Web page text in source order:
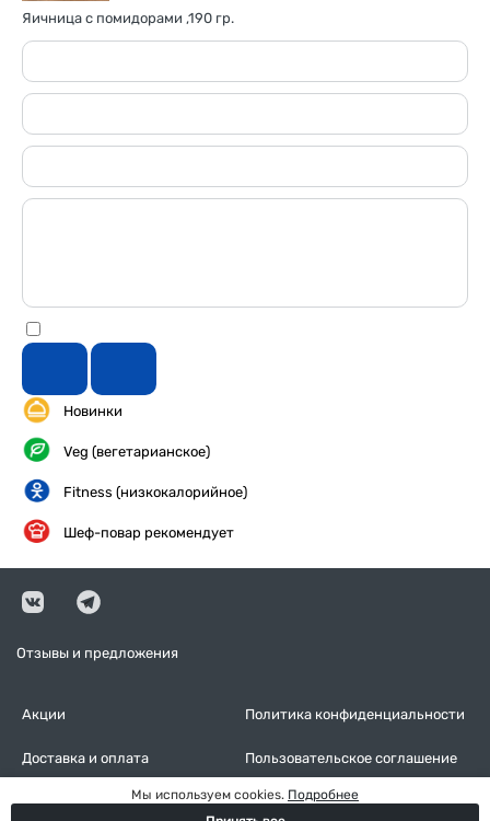
Яичница с помидорами ,190 гр.
Новинки
Veg (вегетарианское)
Fitness (низкокалорийное)
Шеф-повар рекомендует
Отзывы и предложения
Акции
Доставка и оплата
Контакты
Политика конфиденциальности
Пользовательское соглашение
Оставить отзыв
Мы используем cookies. Подробнее